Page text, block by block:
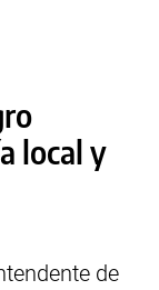
local y
de